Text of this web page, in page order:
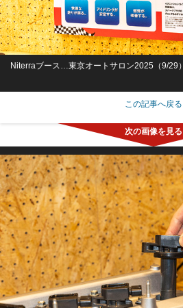
Niterraブース…東京オートサロン2025（9/29）
この記事へ戻る